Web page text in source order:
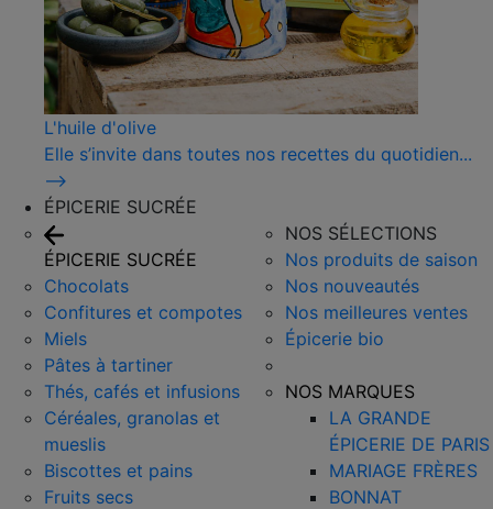
L'huile d'olive
Elle s’invite dans toutes nos recettes du quotidien...
⟶
ÉPICERIE SUCRÉE
ÉPICERIE SUCRÉE
Chocolats
Confitures et compotes
Miels
Pâtes à tartiner
Thés, cafés et infusions
Céréales, granolas et
mueslis
Biscottes et pains
Fruits secs
NOS SÉLECTIONS
Nos produits de saison
Nos nouveautés
Nos meilleures ventes
Épicerie bio
NOS MARQUES
LA GRANDE
ÉPICERIE DE PARIS
MARIAGE FRÈRES
BONNAT